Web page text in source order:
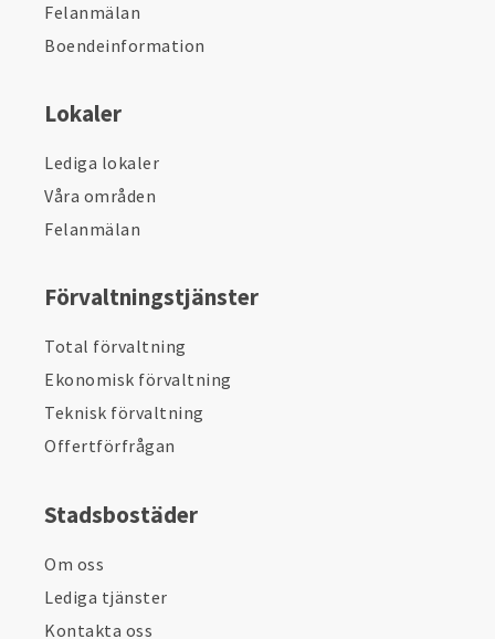
Felanmälan
Boendeinformation
Lokaler
Lediga lokaler
Våra områden
Felanmälan
Förvaltningstjänster
Total förvaltning
Ekonomisk förvaltning
Teknisk förvaltning
Offertförfrågan
Stadsbostäder
Om oss
Lediga tjänster
Kontakta oss